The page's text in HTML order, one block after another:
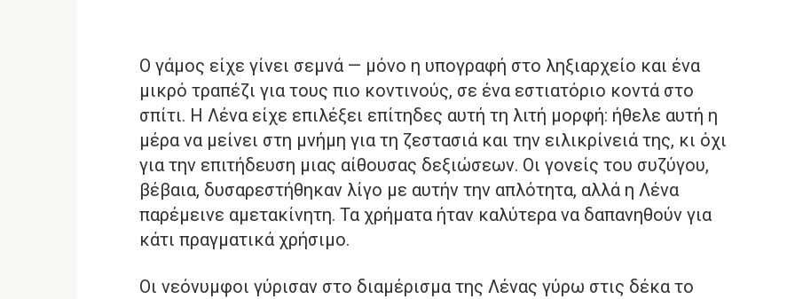
Ο γάμος είχε γίνει σεμνά — μόνο η υπογραφή στο ληξιαρχείο και ένα
μικρό τραπέζι για τους πιο κοντινούς, σε ένα εστιατόριο κοντά στο
σπίτι. Η Λένα είχε επιλέξει επίτηδες αυτή τη λιτή μορφή: ήθελε αυτή η
μέρα να μείνει στη μνήμη για τη ζεστασιά και την ειλικρίνειά της, κι όχι
για την επιτήδευση μιας αίθουσας δεξιώσεων. Οι γονείς του συζύγου,
βέβαια, δυσαρεστήθηκαν λίγο με αυτήν την απλότητα, αλλά η Λένα
παρέμεινε αμετακίνητη. Τα χρήματα ήταν καλύτερα να δαπανηθούν για
κάτι πραγματικά χρήσιμο.
Οι νεόνυμφοι γύρισαν στο διαμέρισμα της Λένας γύρω στις δέκα το